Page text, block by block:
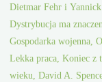
Dietmar Fehr i
Dystrybucja ma
Gospodarka wojenna,
Lekka praca, Koniec z
wieku, David A.